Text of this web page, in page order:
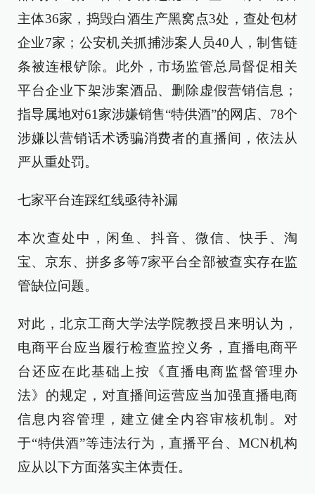
主体36家，捣毁白酒生产黑窝点3处，查处包材
企业7家；公安机关抓捕涉案人员40人，制售链
条被连根铲除。此外，市场监管总局督促相关
平台企业下架涉案酒品、删除虚假营销信息；
指导属地对61家涉嫌销售“特供酒”的网店、78个
涉嫌以营销话术诱骗消费者的直播间，依法从
严从重处罚。
七家平台连踩红线亟待补漏
本次查处中，闲鱼、抖音、微信、快手、淘
宝、京东、拼多多等7家平台全部被查实存在监
管缺位问题。
对此，北京工商大学法学院教授吕来明认为，
电商平台应当履行检查监控义务，直播电商平
台还应在此基础上按《直播电商监督管理办
法》的规定，对直播间运营应当加强直播电商
信息内容管理，建立健全内容审核机制。对
于“特供酒”等违法行为，直播平台、MCN机构
应从以下方面落实主体责任。